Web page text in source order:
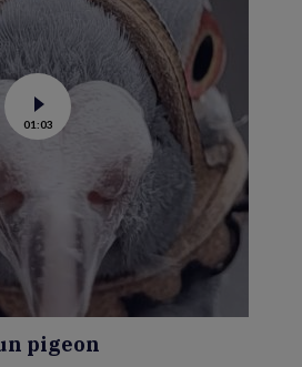
Voir
la
vidéo
01:03
pigeon